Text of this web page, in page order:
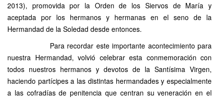
2013), promovida por la Orden de los Siervos de María y
aceptada por los hermanos y hermanas en el seno de la
Hermandad de la Soledad desde entonces.
Para recordar este importante acontecimiento para
nuestra Hermandad, volvió celebrar esta conmemoración con
todos nuestros hermanos y devotos de la Santísima Virgen,
haciendo partícipes a las distintas hermandades y especialmente
a las cofradías de penitencia que centran su veneración en el